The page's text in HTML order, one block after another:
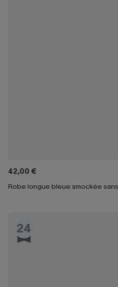
42,00 €
Robe longue bleue smockée
24